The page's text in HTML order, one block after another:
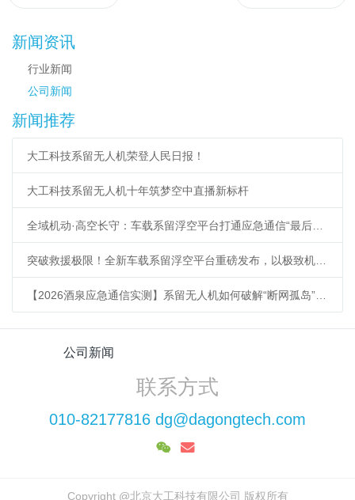
新闻资讯
行业新闻
公司新闻
新闻推荐
大工科技系留无人机荣登人民日报！
大工科技系留无人机十年筑梦空中直播新标杆
全域机动·高空长守：车载系留浮空平台打通应急通信“最后一公里”
突破救援极限！全新车载系留浮空平台重磅发布，以极致机动响应重塑低空应急新标杆
【2026酒泉应急通信实测】系留无人机如何破解“断网孤岛”难题？
公司新闻
联系方式
010-82177816 dg@dagongtech.com
Copyright @北京大工科技有限公司 版权所有